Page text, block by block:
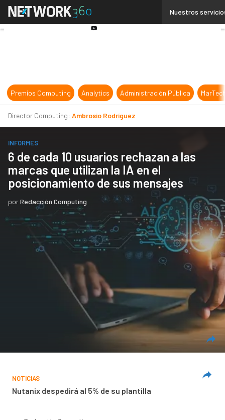
Nuestros
Premios Computing Analytics Administración Pública
Director Computing: Ambrosio Rodríguez
INFORMES
6 de cada 10 usuarios rechazan a las
marcas que utilizan la IA en el
posicionamiento de sus mensajes
porRedacción Computing
NOTICIAS
Nutanix despedirá al 5% de su plantilla